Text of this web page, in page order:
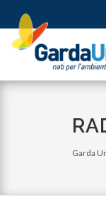
Gardauno
Spa
Garda